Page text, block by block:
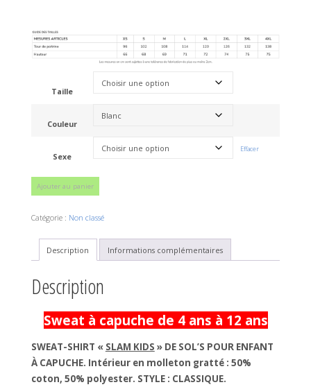
Taille
Couleur
Sexe
Effacer
quantité
de
à
enfant
prise
charge
club
Ajouter au panier
Catégorie : Non classé
Description Informations complémentaires
Description
Sweat à capuche de 4 ans à 12 ans
SWEAT-SHIRT « SLAM KIDS » DE SOL’S POUR ENFANT
À CAPUCHE. Intérieur en molleton gratté : 50%
coton, 50% polyester. STYLE : CLASSIQUE.